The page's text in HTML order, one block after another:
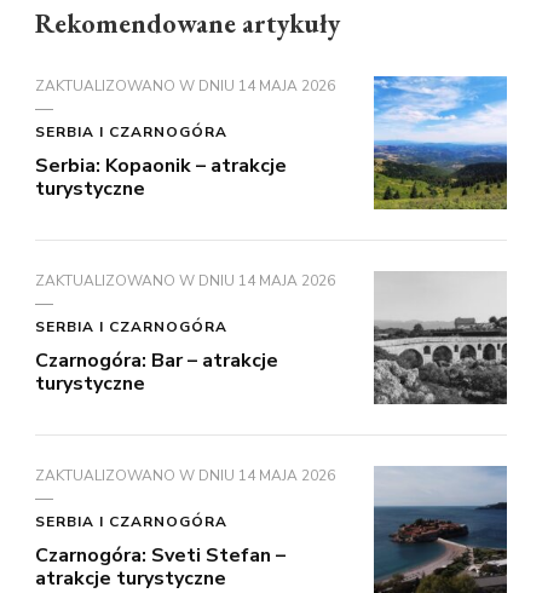
Rekomendowane artykuły
ZAKTUALIZOWANO W DNIU 14 MAJA 2026
SERBIA I CZARNOGÓRA
Serbia: Kopaonik – atrakcje
turystyczne
ZAKTUALIZOWANO W DNIU 14 MAJA 2026
SERBIA I CZARNOGÓRA
Czarnogóra: Bar – atrakcje
turystyczne
ZAKTUALIZOWANO W DNIU 14 MAJA 2026
SERBIA I CZARNOGÓRA
Czarnogóra: Sveti Stefan –
atrakcje turystyczne